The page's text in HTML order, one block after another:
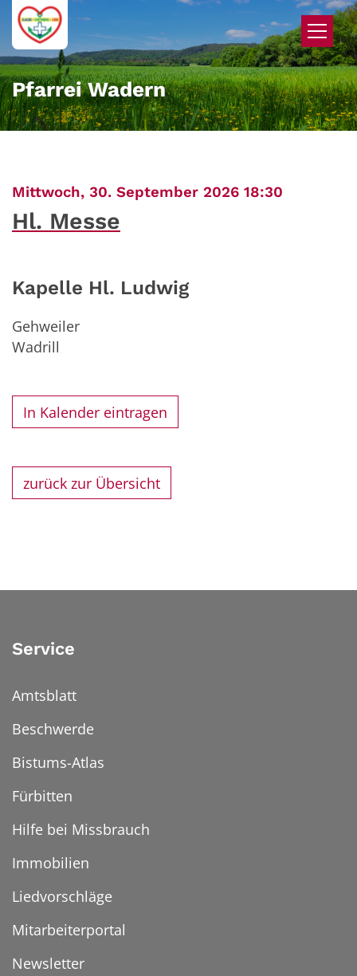
Zum Inhalt springen
Pfarrei Wadern
Mittwoch, 30. September 2026 18:30
Hl. Messe
Kapelle Hl. Ludwig
Gehweiler
Wadrill
In Kalender eintragen
zurück zur Übersicht
Service
Amtsblatt
Beschwerde
Bistums-Atlas
Fürbitten
Hilfe bei Missbrauch
Immobilien
Liedvorschläge
Mitarbeiterportal
Newsletter